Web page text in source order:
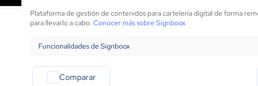
Plataforma de gestión de contenidos para cartelería digital de forma
para llevarlo a cabo. Conocer más sobre Signboox
Funcionalidades de Signboox
Comparar